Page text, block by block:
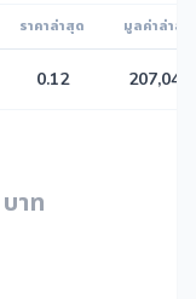
ราคาล่าสุด มูลค่าล่าสุด
0.12 207,043
บาท